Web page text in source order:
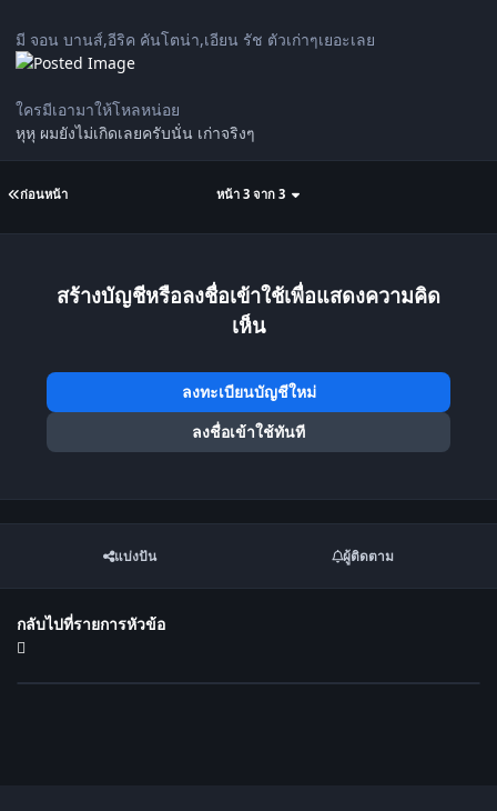
มี จอน บานส์,อีริค คันโตน่า,เอียน รัช ตัวเก่าๆเยอะเลย
ใครมีเอามาให้โหลหน่อย
หุหุ ผมยังไม่เกิดเลยครับนั่น เก่าจริงๆ
ก่อนหน้า หน้า 3 จาก 3
สร้างบัญชีหรือลงชื่อเข้าใช้เพื่อแสดงความคิด
เห็น
ลงทะเบียนบัญชีใหม่
ลงชื่อเข้าใช้ทันที
แบ่งปัน ผู้ติดตาม
กลับไปที่รายการหัวข้อ